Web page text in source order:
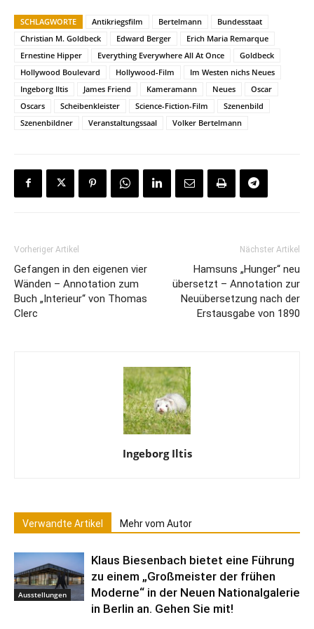
SCHLAGWORTE Antikriegsfilm Bertelmann
Bundesstaat
Christian M. Goldbeck
Edward Berger
Erich Maria Remarque
Ernestine Hipper
Everything Everywhere All At Once
Goldbeck
Hollywood Boulevard
Hollywood-Film
Im Westen nichs Neues
Ingeborg Iltis
James Friend Kameramann Neues
Oscar
Oscars
Scheibenkleister Science-Fiction-Film
Szenenbild
Szenenbildner
Veranstaltungssaal Volker Bertelmann
Vorheriger Artikel
Gefangen in den eigenen vier
Wänden – Annotation zum
Buch „Interieur“ von Thomas
Clerc
Nächster Artikel
Hamsuns „Hunger“ neu
übersetzt – Annotation zur
Neuübersetzung nach der
Erstausgabe von 1890
Ingeborg Iltis
Verwandte Artikel Mehr vom Autor
Ausstellungen
Klaus Biesenbach bietet eine Führung
zu einem „Großmeister der frühen
Moderne“ in der Neuen Nationalgalerie
in Berlin an. Gehen Sie mit!